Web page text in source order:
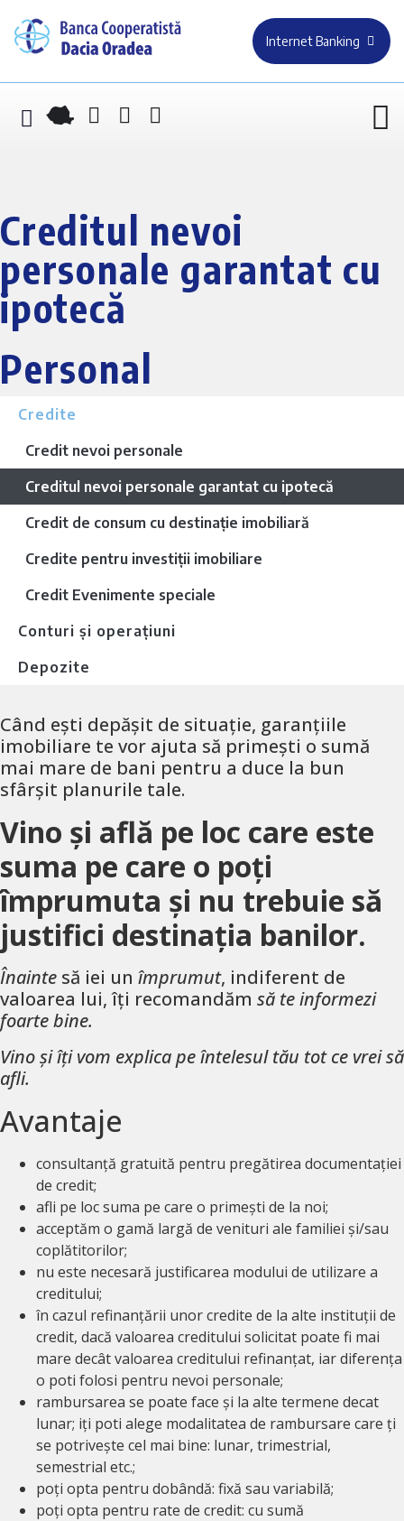
Internet Banking
Creditul nevoi
personale garantat cu
ipotecă
Personal
Credite
Credit nevoi personale
Creditul nevoi personale garantat cu ipotecă
Credit de consum cu destinație imobiliară
Credite pentru investiții imobiliare
Credit Evenimente speciale
Conturi și operațiuni
Depozite
Când ești depășit de situație, garanțiile
imobiliare te vor ajuta să primești o sumă
mai mare de bani pentru a duce la bun
sfârșit planurile tale.
Vino și află pe loc care este
suma pe care o poți
împrumuta și nu trebuie să
justifici destinația banilor.
Înainte să iei un împrumut, indiferent de
valoarea lui, îți recomandăm să te informezi
foarte bine.
Vino și îți vom explica pe întelesul tău tot ce vrei să
afli.
Avantaje
consultanță gratuită pentru pregătirea documentației
de credit;
afli pe loc suma pe care o primești de la noi;
acceptăm o gamă largă de venituri ale familiei și/sau
coplătitorilor;
nu este necesară justificarea modului de utilizare a
creditului;
în cazul refinanțării unor credite de la alte instituții de
credit, dacă valoarea creditului solicitat poate fi mai
mare decât valoarea creditului refinanțat, iar diferența
o poti folosi pentru nevoi personale;
rambursarea se poate face și la alte termene decat
lunar; iți poti alege modalitatea de rambursare care ți
se potrivește cel mai bine: lunar, trimestrial,
semestrial etc.;
poți opta pentru dobândă: fixă sau variabilă;
poți opta pentru rate de credit: cu sumă